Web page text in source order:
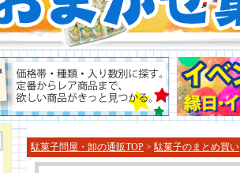
駄菓子問屋・卸の通販TOP >駄菓子のまとめ買い